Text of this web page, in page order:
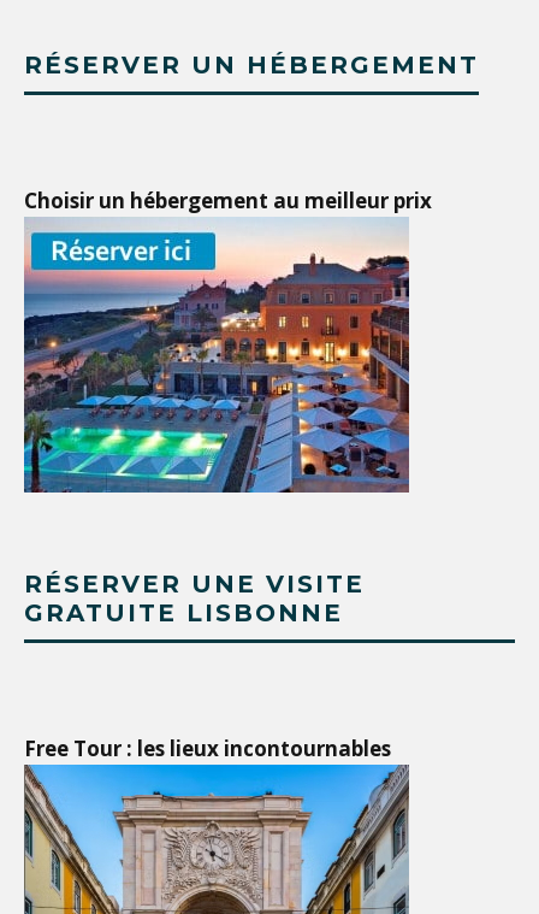
RÉSERVER UN HÉBERGEMENT
Choisir un hébergement au meilleur prix
RÉSERVER UNE VISITE
GRATUITE LISBONNE
Free Tour : les lieux incontournables